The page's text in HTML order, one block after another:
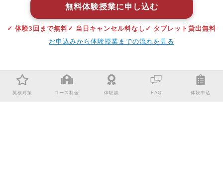
無料体験授業に申し込む
✓ 体験3回まで無料✓ 当日キャンセル料なし ✓ タブレット貸出無料
お申込みから体験授業までの流れを見る
英検対策 コース料金 体験談 FAQ 体験申込